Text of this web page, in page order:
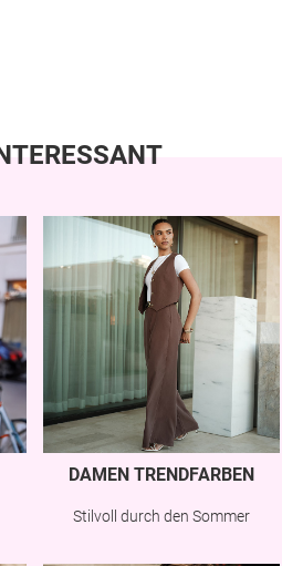
DAMEN TRENDFARBEN
Stilvoll durch den Sommer